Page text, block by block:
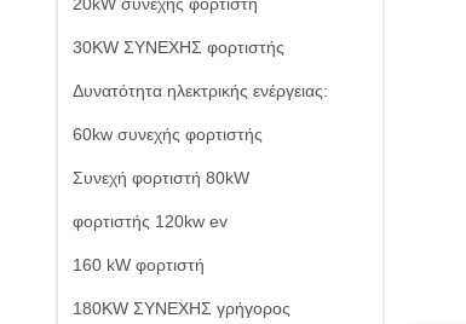
30KW ΣΥΝΕΧΗΣ φορτιστής
Δυνατότητα ηλεκτρικής ενέργειας:
60kw συνεχής φορτιστής
Συνεχή φορτιστή 80kW
φορτιστής 120kw ev
160 kW φορτιστή
180KW ΣΥΝΕΧΗΣ γρήγορος